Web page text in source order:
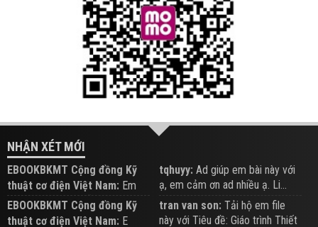
NHẬN XÉT MỚI
EBOOKBKMT Cộng đồng Kỹ
thuật cơ điện Việt Nam: Em
đăng trên Group hỗ trợ nhé
tqhuyy: Ad giúp em bài này với
ạ, em cảm ơn ad nhiều ạ. Li...
EBOOKBKMT Cộng đồng Kỹ
thuật cơ điện Việt Nam: E
tran van son: Tải hộ em file
này với Tiêu đề: Giáo trình Thiết